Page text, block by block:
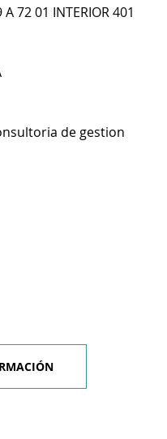
A 72 01 INTERIOR 401
de gestion